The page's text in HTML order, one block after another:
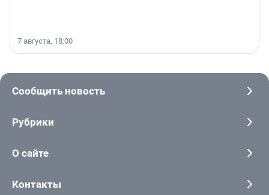
7 августа, 18:00
Сообщить новость
Рубрики
О сайте
Контакты